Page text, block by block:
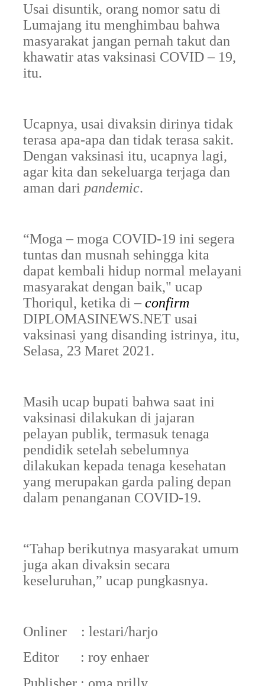
Usai disuntik, orang nomor satu di
Lumajang itu menghimbau bahwa
masyarakat jangan pernah takut dan
khawatir atas vaksinasi COVID – 19,
itu.
Ucapnya, usai divaksin dirinya tidak
terasa apa-apa dan tidak terasa sakit.
Dengan vaksinasi itu, ucapnya lagi,
agar kita dan sekeluarga terjaga dan
aman dari pandemic.
“Moga – moga COVID-19 ini segera
tuntas dan musnah sehingga kita
dapat kembali hidup normal melayani
masyarakat dengan baik," ucap
Thoriqul, ketika di –confirm
DIPLOMASINEWS.NET usai
vaksinasi yang disanding istrinya, itu,
Selasa, 23 Maret 2021.
Masih ucap bupati bahwa saat ini
vaksinasi dilakukan di jajaran
pelayan publik, termasuk tenaga
pendidik setelah sebelumnya
dilakukan kepada tenaga kesehatan
yang merupakan garda paling depan
dalam penanganan COVID-19.
“Tahap berikutnya masyarakat umum
juga akan divaksin secara
keseluruhan,” ucap pungkasnya.
Onliner
: lestari/harjo
Editor
: roy enhaer
Publisher : oma prilly